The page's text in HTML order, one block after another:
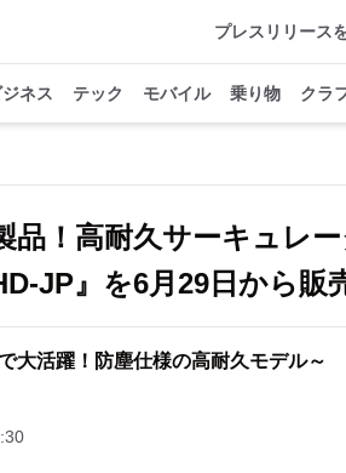
プレスリリース
ジネス テック モバイル 乗り物 クラ
品！高耐久サーキュレ
JP』を6月29日から販
大活躍！防塵仕様の高耐久モデル～